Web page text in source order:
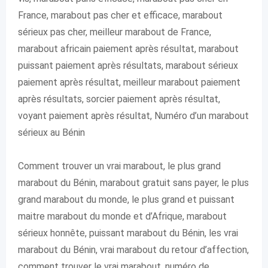
France, marabout pas cher et efficace, marabout
sérieux pas cher, meilleur marabout de France,
marabout africain paiement après résultat, marabout
puissant paiement après résultats, marabout sérieux
paiement après résultat, meilleur marabout paiement
après résultats, sorcier paiement après résultat,
voyant paiement après résultat, Numéro d’un marabout
sérieux au Bénin
Comment trouver un vrai marabout, le plus grand
marabout du Bénin, marabout gratuit sans payer, le plus
grand marabout du monde, le plus grand et puissant
maitre marabout du monde et d’Afrique, marabout
sérieux honnête, puissant marabout du Bénin, les vrai
marabout du Bénin, vrai marabout du retour d’affection,